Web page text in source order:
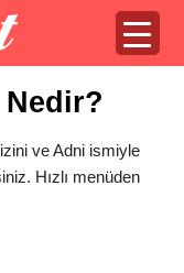
ve Adni ismiyle
Hızlı menüden